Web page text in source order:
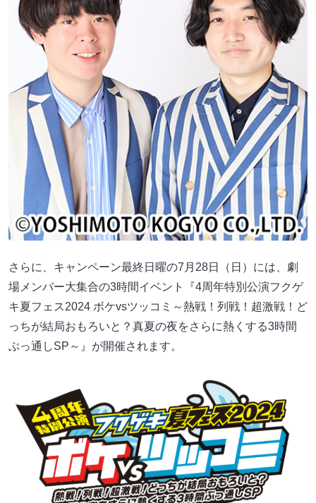
さらに、キャンペーン最終日曜の7月28日（日）には、劇
場メンバー大集合の3時間イベント『4周年特別公演フクゲ
キ夏フェス2024 ボケvsツッコミ～熱戦！列戦！超激戦！ど
っちが結局おもろいと？真夏の夜をさらに熱くする3時間
ぶっ通しSP～』が開催されます。